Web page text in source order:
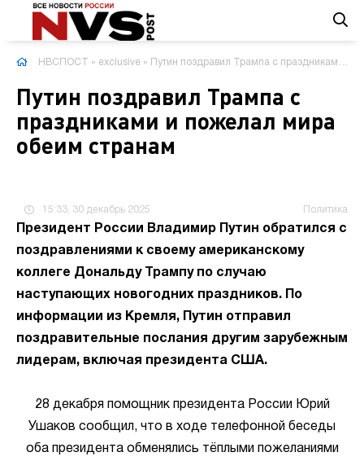
НВСПОСТ » exclusive » Путин поздравил Трампа с праздниками и пожелал мира обеим странам
Путин поздравил Трампа с
праздниками и пожелал мира
обеим странам
15:33, 30 декабрь 2025 Политика
Президент России Владимир Путин обратился с
поздравлениями к своему американскому
коллеге Дональду Трампу по случаю
наступающих новогодних праздников. По
информации из Кремля, Путин отправил
поздравительные послания другим зарубежным
лидерам, включая президента США.
28 декабря помощник президента России Юрий
Ушаков сообщил, что в ходе телефонной беседы
оба президента обменялись тёплыми пожеланиями